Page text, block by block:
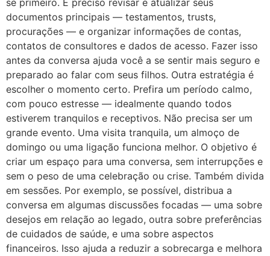
se primeiro. É preciso revisar e atualizar seus
documentos principais — testamentos, trusts,
procurações — e organizar informações de contas,
contatos de consultores e dados de acesso. Fazer isso
antes da conversa ajuda você a se sentir mais seguro e
preparado ao falar com seus filhos. Outra estratégia é
escolher o momento certo. Prefira um período calmo,
com pouco estresse — idealmente quando todos
estiverem tranquilos e receptivos. Não precisa ser um
grande evento. Uma visita tranquila, um almoço de
domingo ou uma ligação funciona melhor. O objetivo é
criar um espaço para uma conversa, sem interrupções e
sem o peso de uma celebração ou crise. Também divida
em sessões. Por exemplo, se possível, distribua a
conversa em algumas discussões focadas — uma sobre
desejos em relação ao legado, outra sobre preferências
de cuidados de saúde, e uma sobre aspectos
financeiros. Isso ajuda a reduzir a sobrecarga e melhora